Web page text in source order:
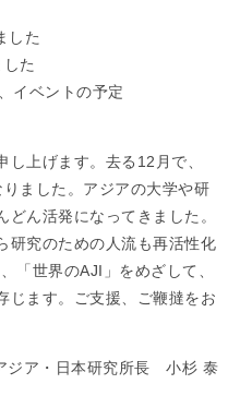
した
た
イベントの予定
上げます。去る12月で、
ました。アジアの大学や研
ん活発になってきました。
研究のための人流も再活性化
「世界のAJI」をめざして、
じます。ご支援、ご鞭撻をお
ジア・日本研究所長 小杉 泰